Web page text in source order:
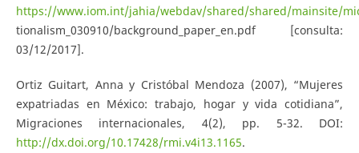
https://www.iom.int/jahia/webdav/shared/shared/mainsite/
tionalism_030910/background_paper_en.pdf [consulta:
03/12/2017].
Ortiz Guitart, Anna y Cristóbal Mendoza (2007), “Mujeres
expatriadas en México: trabajo, hogar y vida cotidiana”,
Migraciones internacionales, 4(2), pp. 5-32. DOI:
http://dx.doi.org/10.17428/rmi.v4i13.1165.